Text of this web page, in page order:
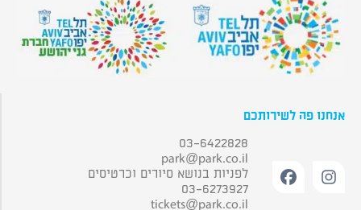
אנחנו פה לשירותכם
03-6422828
park@park.co.il
לפניות בנושא סיורים וכרטיסים
03-6273927
tickets@park.co.il